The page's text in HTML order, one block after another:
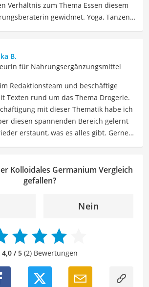
Verhältnis zum Thema Essen diesem
gewidmet. Yoga, Tanzen,
schon allein um die Welt gereist. Heute
bei Yoga und Tanzen, auch als
sich viel für Südamerika und
Vergleich ist aus unserer Sicht
für Alternative Medizinund
.
B.
für Nahrungsergänzungsmittel
Redaktionsteam und beschäftige
Texten rund um das Thema Drogerie.
mit dieser Thematik habe ich
diesen spannenden Bereich gelernt
erstaunt, was es alles gibt. Gerne
Pflegeprodukte, Gesundheitsartikel,
vieles mehr. Meine Beiträge
Lesern dabei zu helfen, die besten
Pflegeroutine zu optimieren.
Vergleich ist aus unserer Sicht
fürAlternative Medizin
Kolloidales Germanium Vergleich
gefallen?
Nein
4,0 / 5(2) Bewertungen